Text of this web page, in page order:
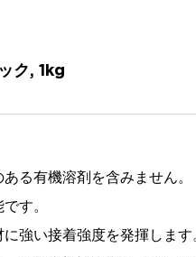
ク, 1kg
る有機溶剤を含みません。
す。
強い接着強度を発揮します